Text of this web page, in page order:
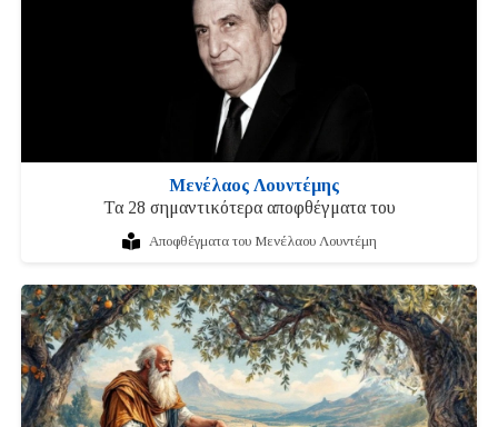
Μενέλαος Λουντέμης
Τα 28 σημαντικότερα αποφθέγματα του
Αποφθέγματα του Μενέλαου Λουντέμη